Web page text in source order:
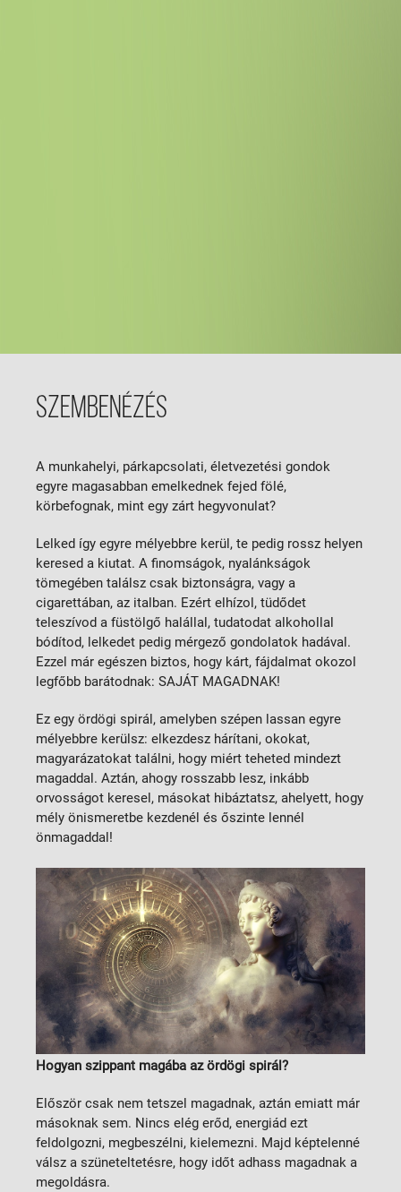
SZEMBENÉZÉS
A munkahelyi, párkapcsolati, életvezetési gondok
egyre magasabban emelkednek fejed fölé,
körbefognak, mint egy zárt hegyvonulat?
Lelked így egyre mélyebbre kerül, te pedig rossz helyen
keresed a kiutat. A finomságok, nyalánkságok
tömegében találsz csak biztonságra, vagy a
cigarettában, az italban. Ezért elhízol, tüdődet
teleszívod a füstölgő halállal, tudatodat alkohollal
bódítod, lelkedet pedig mérgező gondolatok hadával.
Ezzel már egészen biztos, hogy kárt, fájdalmat okozol
legfőbb barátodnak: SAJÁT MAGADNAK!
Ez egy ördögi spirál, amelyben szépen lassan egyre
mélyebbre kerülsz: elkezdesz hárítani, okokat,
magyarázatokat találni, hogy miért teheted mindezt
magaddal. Aztán, ahogy rosszabb lesz, inkább
orvosságot keresel, másokat hibáztatsz, ahelyett, hogy
mély önismeretbe kezdenél és őszinte lennél
önmagaddal!
Hogyan szippant magába az ördögi spirál?
Először csak nem tetszel magadnak, aztán emiatt már
másoknak sem. Nincs elég erőd, energiád ezt
feldolgozni, megbeszélni, kielemezni. Majd képtelenné
válsz a szüneteltetésre, hogy időt adhass magadnak a
megoldásra.